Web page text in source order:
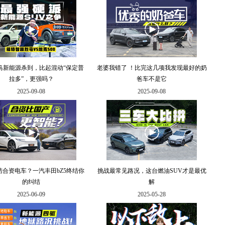
新能源杀到，比起混动“保定普
拉多”，更强吗？
2025-09-08
老婆我错了 ！比完这几项我发现最好的奶
爸车不是它
2025-09-08
合资电车？一汽丰田bZ5终结你
的纠结
2025-06-09
挑战最常见路况，这台燃油SUV才是最优
解
2025-05-28